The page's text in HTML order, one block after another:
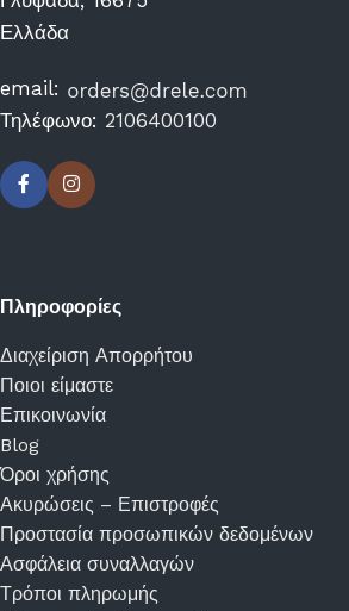
Ελλάδα
email:
Τηλέφωνο: 2106400100
Πληροφορίες
Διαχείριση Απορρήτου
Ποιοι είμαστε
Επικοινωνία
Blog
Όροι χρήσης
Ακυρώσεις – Επιστροφές
Προστασία προσωπικών δεδομένων
Ασφάλεια συναλλαγών
Τρόποι πληρωμής